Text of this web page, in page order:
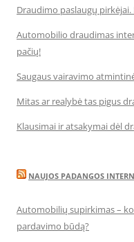
Draudimo paslaugų pirkėjai.
Automobilio draudimas
pačių!
Saugaus vairavimo
Mitas ar realybė tas pigus
Klausimai ir atsakymai dėl
NAUJOS PADANGOS
Automobilių supirkimas –
pardavimo būdą?